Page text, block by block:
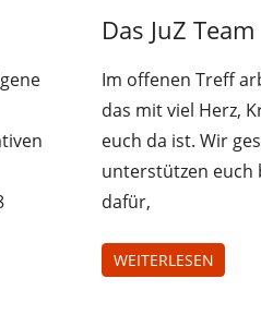
Juz-
Das JuZ Team
Im offenen Treff
das mit viel Herz,
euch da ist. Wir
unterstützen euch
dafür,
WEITERLESEN